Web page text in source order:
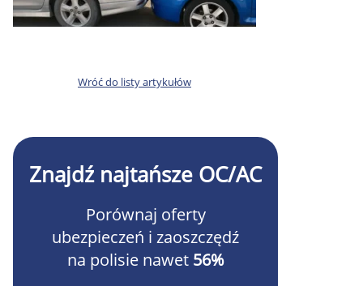
Wróć do listy artykułów
Znajdź najtańsze OC/AC
Porównaj oferty
ubezpieczeń i zaoszczędź
na polisie nawet 56%